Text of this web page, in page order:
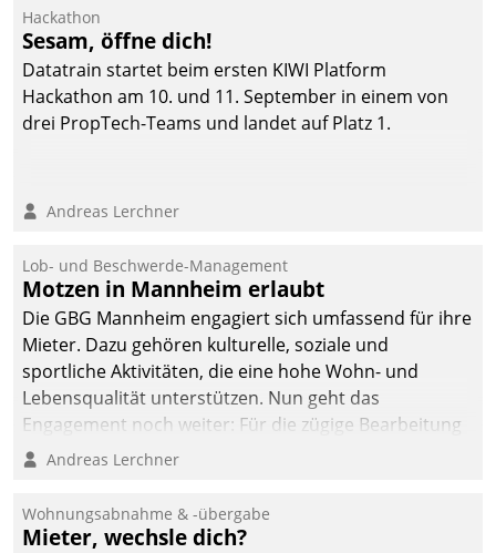
Ressort Kapitalanlage für
künftige Aufgaben und
Herausforderungen
gerüstet.
Hackathon
Sesam, öffne dich!
Datatrain startet beim ersten KIWI Platform
Hackathon am 10. und 11. September in einem von
drei PropTech-Teams und landet auf Platz 1.
Andreas Lerchner
Lob- und Beschwerde-Management
Motzen in Mannheim erlaubt
Die GBG Mannheim engagiert sich umfassend für ihre
Mieter. Dazu gehören kulturelle, soziale und
sportliche Aktivitäten, die eine hohe Wohn- und
Lebensqualität unterstützen. Nun geht das
Engagement noch weiter: Für die zügige Bearbeitung
von Beschwerden – oder Lob – richtet das
und Beschwerde-Management einen eigenen Kanal
ein.
Andreas Lerchner
Wohnungsabnahme & -übergabe
Mieter, wechsle dich?